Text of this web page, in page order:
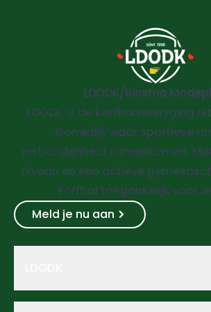
LDODK/Rinsma
LDODK is de korfbalvereniging
Gorredijk waar sportieve
verbondenheid samenkomen.
niveau en een actieve
korfbal toegankelijk voor
Meld je nu aan